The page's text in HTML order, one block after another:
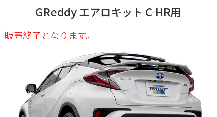
GReddy エアロキット C-HR用
販売終了となります。